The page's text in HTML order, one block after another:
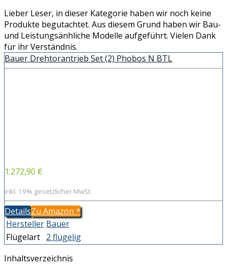
Lieber Leser, in dieser Kategorie haben wir noch keine
Produkte begutachtet. Aus diesem Grund haben wir Bau-
und Leistungsänhliche Modelle aufgeführt. Vielen Dank
für ihr Verständnis.
Bauer Drehtorantrieb Set (2) Phobos N BTL
1.272,90 €
inkl. 19% gesetzlicher MwSt.
DetailsZu Amazon *
Hersteller Bauer
Flügelart 2 flügelig
Inhaltsverzeichnis